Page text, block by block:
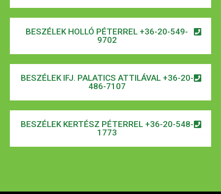
BESZÉLEK HOLLÓ PÉTERREL +36-20-549-
9702
BESZÉLEK IFJ. PALATICS ATTILÁVAL +36-20-
486-7107
BESZÉLEK KERTÉSZ PÉTERREL +36-20-548-
1773